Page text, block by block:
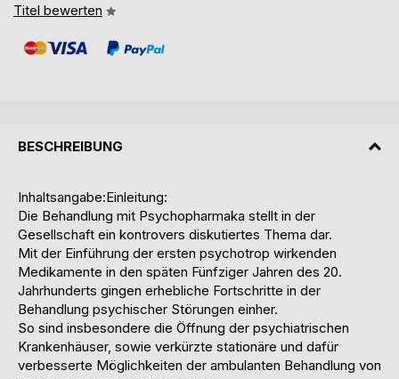
Titel bewerten
BESCHREIBUNG
Inhaltsangabe:Einleitung:
Die Behandlung mit Psychopharmaka stellt in der
Gesellschaft ein kontrovers diskutiertes Thema dar.
Mit der Einführung der ersten psychotrop wirkenden
Medikamente in den späten Fünfziger Jahren des 20.
Jahrhunderts gingen erhebliche Fortschritte in der
Behandlung psychischer Störungen einher.
So sind insbesondere die Öffnung der psychiatrischen
Krankenhäuser, sowie verkürzte stationäre und dafür
verbesserte Möglichkeiten der ambulanten Behandlung von